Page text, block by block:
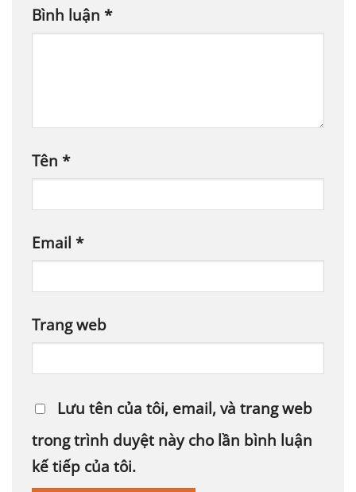
Bình luận *
Tên *
Email *
Trang web
Lưu tên của tôi, email, và trang web
trong trình duyệt này cho lần bình luận
kế tiếp của tôi.